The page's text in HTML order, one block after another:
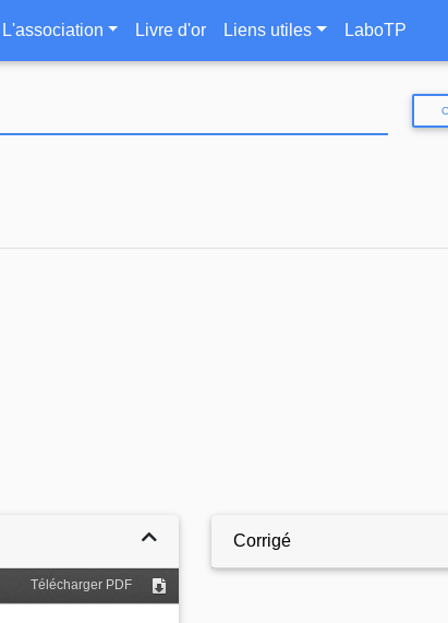
au
contenu
L'association Livre d'or Liens utiles LaboTP
Corrigé